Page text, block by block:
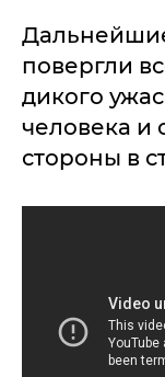
повергли
дикого
человека и
стороны в